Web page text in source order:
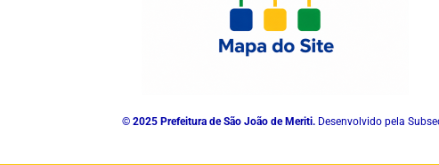
© 2025 Prefeitura de São João de Meriti. Desenvolvido pela